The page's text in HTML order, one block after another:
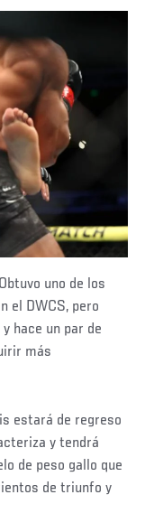
uno de los
el DWCS, pero
hace un par de
más
estará de regreso
y tendrá
de peso gallo que
de triunfo y